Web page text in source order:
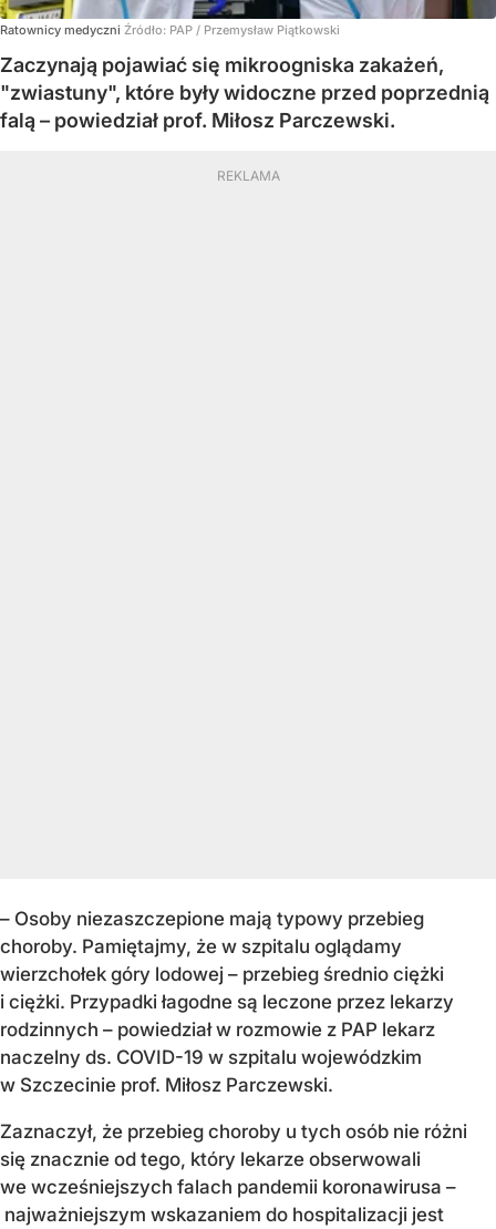
Ratownicy medyczni Źródło: PAP / Przemysław Piątkowski
Zaczynają pojawiać się mikroogniska zakażeń,
"zwiastuny", które były widoczne przed poprzednią
falą – powiedział prof. Miłosz Parczewski.
– Osoby niezaszczepione mają typowy przebieg
choroby. Pamiętajmy, że w szpitalu oglądamy
wierzchołek góry lodowej – przebieg średnio ciężki
i ciężki. Przypadki łagodne są leczone przez lekarzy
rodzinnych – powiedział w rozmowie z PAP lekarz
naczelny ds. COVID-19 w szpitalu wojewódzkim
w Szczecinie prof. Miłosz Parczewski.
Zaznaczył, że przebieg choroby u tych osób nie różni
się znacznie od tego, który lekarze obserwowali
we wcześniejszych falach pandemii koronawirusa –
najważniejszym wskazaniem do hospitalizacji jest